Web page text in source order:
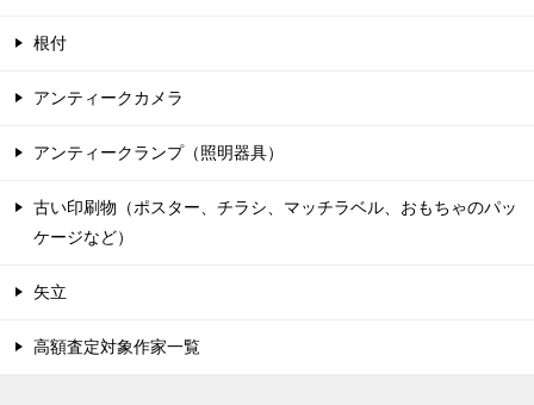
根付
アンティークカメラ
アンティークランプ（照明器具）
古い印刷物（ポスター、チラシ、マッチラベル、おもちゃのパッ
ケージなど）
矢立
高額査定対象作家一覧